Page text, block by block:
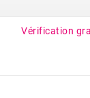
Vérification